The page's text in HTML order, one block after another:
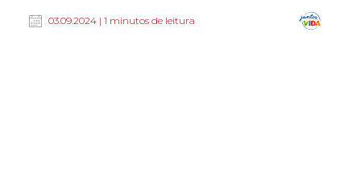
03.09.2024 | 1 minutos de leitura